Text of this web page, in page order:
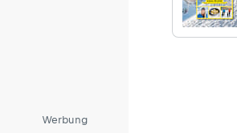
Werbung